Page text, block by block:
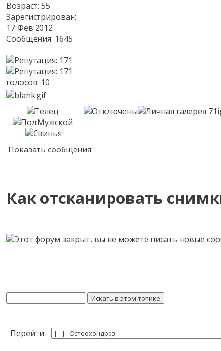
Возраст: 55
Зарегистрирован:
17 Фев 2012
Сообщения: 1645
голосов: 10
Показать сообщения:
Как отсканировать
Перейти: